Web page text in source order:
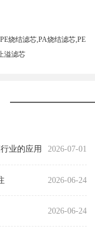
烧结滤芯,PA烧结滤芯,PE
溢滤芯
2026-07-01
业的应用
2026-06-24
2026-06-24